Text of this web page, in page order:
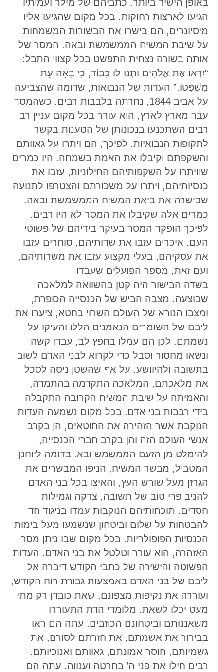
באופן הישיר ביותר. כתביהם של מילר ועמיתיו
הגיעו לארצות רחוקות. בכל מקום שהגיעו אליו
מיסיונרים, הם בישרו את הבשורות המשמחות
על שיבת המשיח הממשמשת ובאה. המסר של
אותה בשורה נצחית התפשט בכל קצווי התבל:
“יִרְאוּ אֶת אֱלֹהִים וּתְנוּ לוֹ כָּבוֹד, כִּי בָּאָה עֵת
מִשְׁפָּטוֹ.” העדות של הנבואות, שדומה שהצביעה
על אביב 1844, נחרתה בלבבות רבים. כשהמסר
עבר מארץ לארץ, הוא עורר בכל מקום עניין רב.
רבים השתכנעו בנכונותן של הטענות בקשר
לתקופות הנבואיות. לפיכך, הם ויתרו על גאוותם
והשקפתם וקיבלו את האמת בשמחה. היו כמרים
שוויתרו על השקפותיהם החילוניות, עזבו את
כנסיותיהם, ויתרו על משכורתם והצטרפו לתנועה
שבישרה את ביאת המשיח הממשמשת ובאה.
כמרים אלה שקיבלו את המסר לא היו רבים.
לפיכך הופקד המסר בעיקר בידיהם של פשוטי
העם. איכרים עזבו את שדותיהם, סוחרים עזבו
את עסקיהם, בעלי מקצוע עזבו את משרותיהם,
ועם זאת, מספר הפועלים שעבדו
בשדה הבישור היה קטן בהשוואה למלאכה
שבוצעה. מצבה הביש של הכנסייה הכופרת,
ומצבו הנורא של העולם השרוי בחטא, ציערו את
ליבם של השומרים הנאמנים הללו והעיקו על
נשמתם. לכן הם עמלו בחפץ לב, עבדו קשה
ונשאו מחסור וסבל כדי לקרוא לבני האדם לשוב
בתשובה ולהיוושע. על אף שהשטן ניסה לסכל
את מלאכתם, המלאכה התקדמה בהתמדה,
והאמיתה על שיבת המשיח הקרובה התקבלה
בידי רבבות בני אדם. בכל מקום נשמעה העדות
הנוקבת אשר הזהירה את החוטאים, הן בקרב
אנשי העולם הזה והן בקרב חברי הכנסייה,
להימלט מן הזעם הממשמש ובא. בדומה ליוחנן
המטביל, מבשר המשיח, הניפו המבשרים את
הגרזן מעל שורש העץ, והאיצו בכל בני האדם
להניב פרי טוב של תשובה, צדקה וגמילות
חסדים. תוכחותיהם הנוקבות עמדו בניגוד חד
להבטחות על שלום וביטחון שנשמעו מעל בימות
הכנסיות הפופולריות. בכל מקום שבו ניתן מסר
האזהרה, הוא עורר וטלטל את בני האדם. העדות
הפשוטה והישירה של כתבי הקודש דיברה אל
ליבם של בני האדם באמצעות גבורת רוח הקודש,
ועוררה את נקיפות מצפונם, שאת כובדן רק מתי
מעט יכלו לשאת. מלומדי הדת התעוררו
משאננותם וביטחונם הכוזבים. עתה הם ראו
בבירור את אשמתם, את חזרתם לסורם, את
גשמיותם, חוסר אמונתם, גאוותם ואנוכיותם.
רבים חילו את פני ה’ בחרטה וענווה. עתה הם